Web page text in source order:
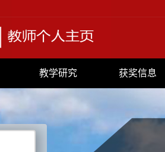
教学研究 获奖信息